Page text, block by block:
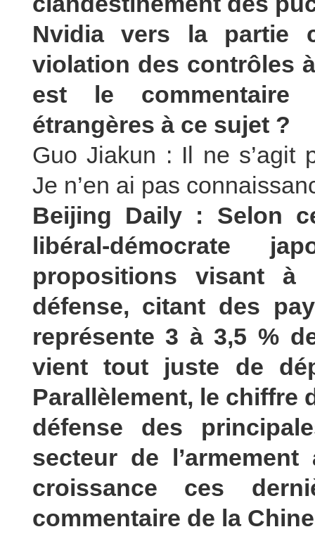
Nvidia vers la partie
violation des contrôles
est le commentaire
étrangères à ce sujet ?
Guo Jiakun : Il ne s’agit
Je n’en ai pas
Beijing Daily : Selon
libéral-démocrate
propositions visant à
défense, citant des
représente 3 à 3,5 %
vient tout juste de
Parallèlement, le chiffre
défense des
secteur de
croissance ces
commentaire de la